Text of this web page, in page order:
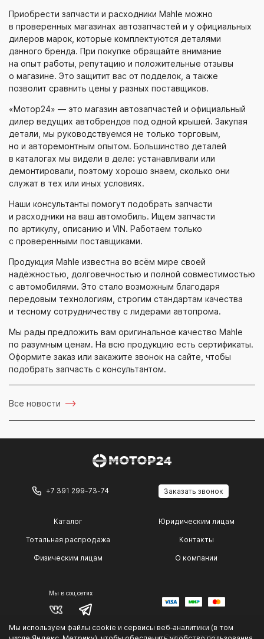
Приобрести запчасти и расходники Mahle можно
в проверенных магазинах автозапчастей и у официальных
дилеров марок, которые комплектуются деталями
данного бренда. При покупке обращайте внимание
на опыт работы, репутацию и положительные отзывы
о магазине. Это защитит вас от подделок, а также
позволит сравнить цены у разных поставщиков.
«Мотор24» — это магазин автозапчастей и официальный
дилер ведущих автобрендов под одной крышей. Закупая
детали, мы руководствуемся не только торговым,
но и авторемонтным опытом. Большинство деталей
в каталогах мы видели в деле: устанавливали или
демонтировали, поэтому хорошо знаем, сколько они
служат в тех или иных условиях.
Наши консультанты помогут подобрать запчасти
и расходники на ваш автомобиль. Ищем запчасти
по артикулу, описанию и VIN. Работаем только
с проверенными поставщиками.
Продукция Mahle известна во всём мире своей
надёжностью, долговечностью и полной совместимостью
с автомобилями. Это стало возможным благодаря
передовым технологиям, строгим стандартам качества
и тесному сотрудничеству с лидерами автопрома.
Мы рады предложить вам оригинальное качество Mahle
по разумным ценам. На всю продукцию есть сертификаты.
Оформите заказ или закажите звонок на сайте, чтобы
подобрать запчасть с консультантом.
Все новости
Мы используем файлы cookie и сервисы веб‑аналитики (в том
+7 391 299-73-74 Заказать звонок
Каталог
Тотальная распродажа
Физическим лицам
Юридическим лицам
Контакты
О компании
Мы в соц.сетях